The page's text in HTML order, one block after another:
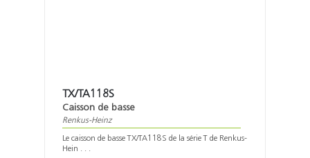
TX/TA118S
Caisson de basse
Renkus-Heinz
Le caisson de basse TX/TA118S de la série T de Renkus-
Hein . . .